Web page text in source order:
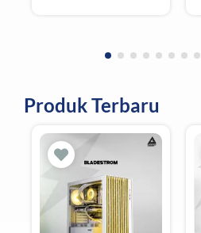
Produk Terbaru